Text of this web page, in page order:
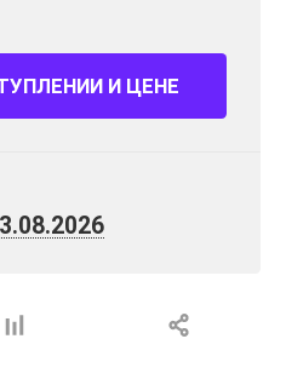
И ЦЕНЕ